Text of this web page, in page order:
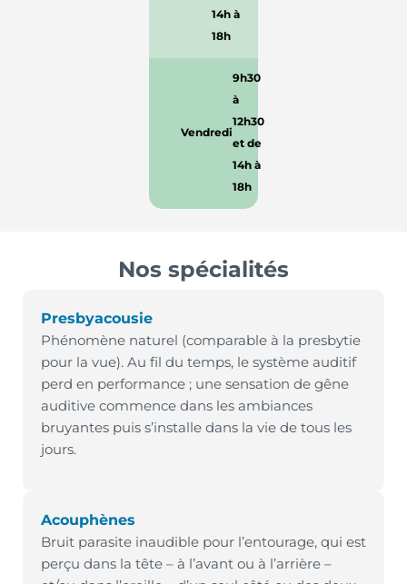
14h à
18h
Vendredi
9h30
à
12h30
et de
14h à
18h
Nos spécialités
Presbyacousie
Phénomène naturel (comparable à la presbytie
pour la vue). Au fil du temps, le système auditif
perd en performance ; une sensation de gêne
auditive commence dans les ambiances
bruyantes puis s’installe dans la vie de tous les
jours.
Acouphènes
Bruit parasite inaudible pour l’entourage, qui est
perçu dans la tête – à l’avant ou à l’arrière –